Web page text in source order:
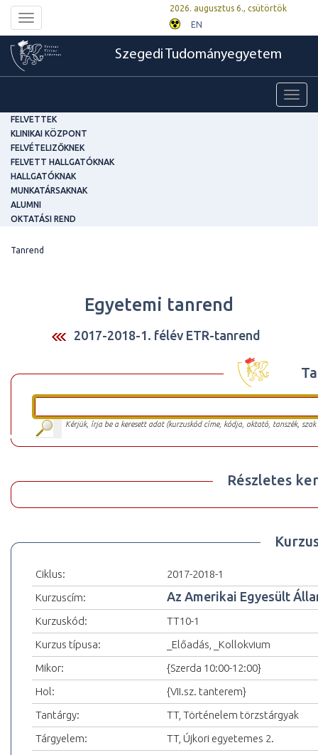
Toggle
navigation
2026. augusztus 6., csütörtök
EN
Szegedi Tudományegyetem
FELVETTEK
KLINIKAI KÖZPONT
FELVÉTELIZŐKNEK
FELVETT HALLGATÓKNAK
HALLGATÓKNAK
MUNKATÁRSAKNAK
ALUMNI
OKTATÁSI REND
Tanrend
Egyetemi tanrend
2017-2018-1. félév ETR-tanrend
Kérjük, írja be a keresett adat (kurzuskód címe, kódja, oktató, tanszék,
Részletes
Ciklus:
2017-2018-1
Kurzuscím:
Az Amerikai Egyesült
Kurzuskód:
TT10-1
Kurzus típusa:
_Előadás, _Kollokvium
Mikor:
{Szerda 10:00-12:00}
Hol:
{VII.sz. tanterem}
Tantárgy:
TT, Történelem törzstárgyak
Tárgyelem:
TT, Újkori egyetemes 2.